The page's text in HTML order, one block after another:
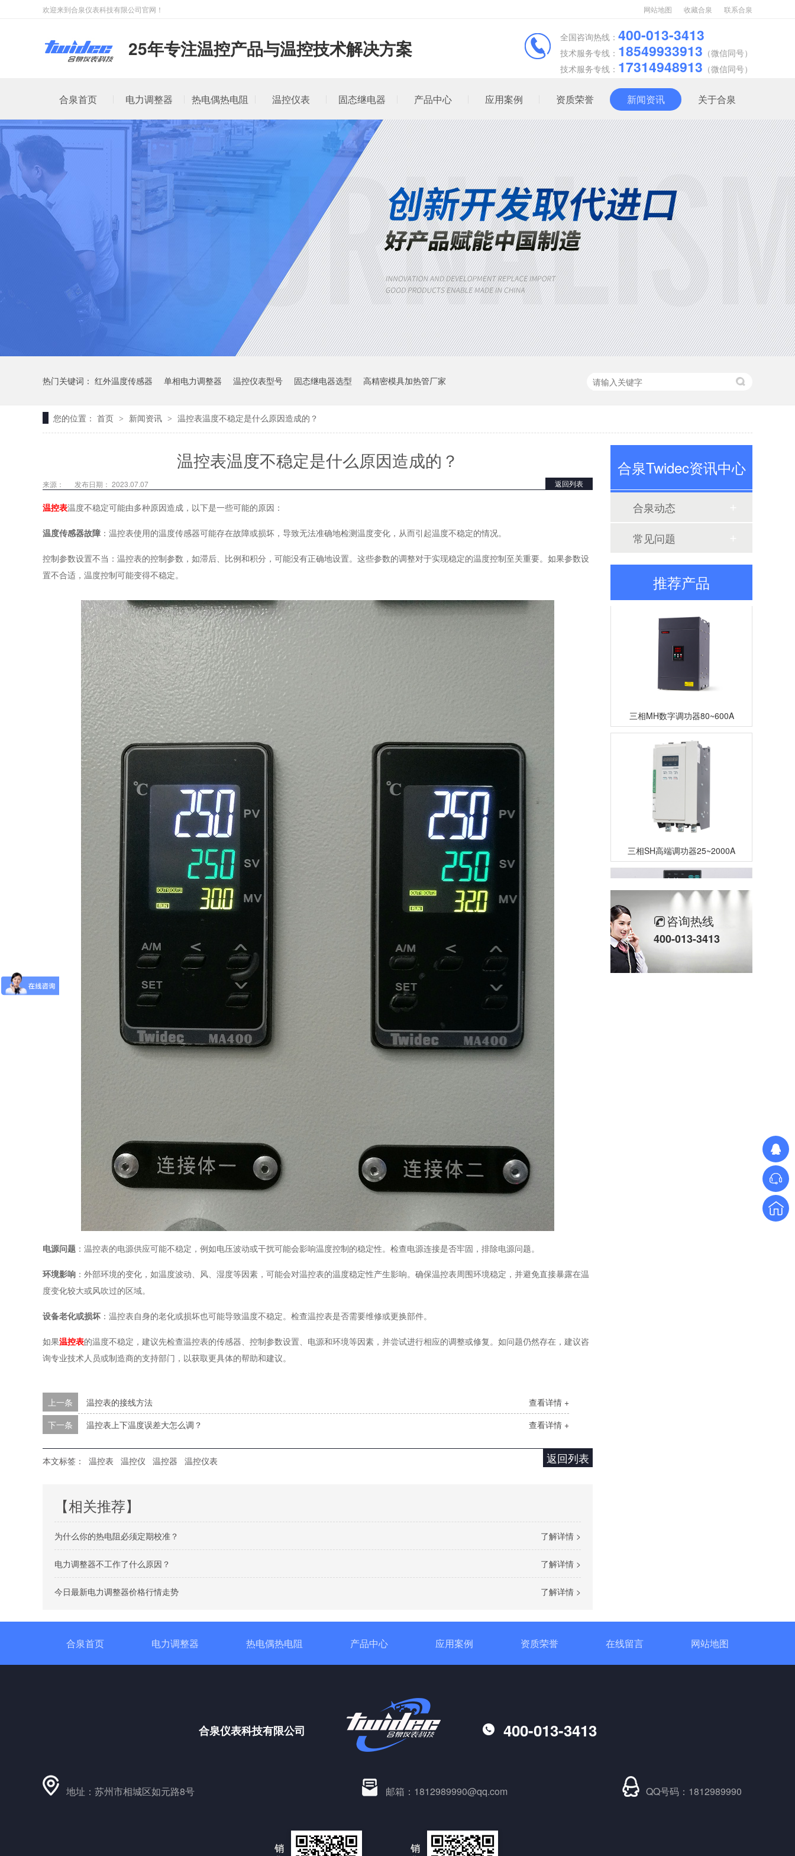
网站地图 收藏合泉 联系合泉
欢迎来到合泉仪表科技有限公司官网！
25年专注温控产品与温控技术解决方案 全国咨询热线： 400-013-3413
技术服务专线： 18549933913 （微信同号）
技术服务专线： 17314948913 （微信同号）
合泉首页 电力调整器 热电偶热电阻 温控仪表 固态继电器 产品中心 应用案例 资质荣誉 新闻资讯 关于合泉
热门关键词： 红外温度传感器 单相电力调整器 温控仪表型号 固态继电器选型 高精密模具加热管厂家
您的位置： 首页 > 新闻资讯 > 温控表温度不稳定是什么原因造成的？
温控表温度不稳定是什么原因造成的？
返回列表
来源： 发布日期： 2023.07.07
温控表温度不稳定可能由多种原因造成，以下是一些可能的原因：
温度传感器故障 ：温控表使用的温度传感器可能存在故障或损坏，导致无法准确地检测温度变化，从而引起温度不稳定的情况。
控制参数设置不当：温控表的控制参数，如滞后、比例和积分，可能没有正确地设置。这些参数的调整对于实现稳定的温度控制至关重要。如果参数设
置不合适，温度控制可能变得不稳定。
电源问题 ：温控表的电源供应可能不稳定，例如电压波动或干扰可能会影响温度控制的稳定性。检查电源连接是否牢固，排除电源问题。
环境影响 ：外部环境的变化，如温度波动、风、湿度等因素，可能会对温控表的温度稳定性产生影响。确保温控表周围环境稳定，并避免直接暴露在温
度变化较大或风吹过的区域。
设备老化或损坏 ：温控表自身的老化或损坏也可能导致温度不稳定。检查温控表是否需要维修或更换部件。
如果温控表的温度不稳定，建议先检查温控表的传感器、控制参数设置、电源和环境等因素，并尝试进行相应的调整或修复。如问题仍然存在，建议咨
询专业技术人员或制造商的支持部门，以获取更具体的帮助和建议。
查看详情 +
上一条
温控表的接线方法
查看详情 +
下一条 温控表上下温度误差大怎么调？
返回列表
本文标签： 温控表 温控仪 温控器 温控仪表
【相关推荐】
了解详情 >
为什么你的热电阻必须定期校准？
了解详情 >
电力调整器不工作了什么原因？
了解详情 >
今日最新电力调整器价格行情走势
合泉Twidec资讯中心
合泉动态
常见问题
推荐产品
定制大功率直流电源
三相TM数字调功器25~200A
三相TR标准调功器30~200A
咨询热线
400-013-3413
合泉首页 电力调整器 热电偶热电阻 产品中心 应用案例 资质荣誉 在线留言 网站地图
合泉仪表科技有限公司 400-013-3413
地址：苏州市相城区如元路8号 邮箱：1812989990@qq.com QQ号码：1812989990
销
销